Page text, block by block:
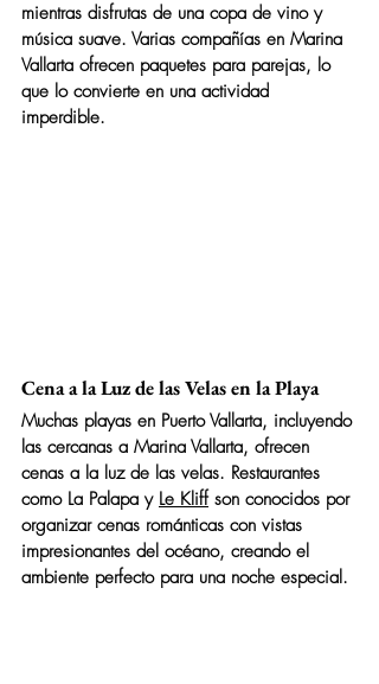
mientras disfrutas de una copa de vino y
música suave. Varias compañías en Marina
Vallarta ofrecen paquetes para parejas, lo
que lo convierte en una actividad
imperdible.
Cena a la Luz de las Velas en la Playa
Muchas playas en Puerto Vallarta, incluyendo
las cercanas a Marina Vallarta, ofrecen
cenas a la luz de las velas. Restaurantes
como La Palapa y Le Kliff son conocidos por
organizar cenas románticas con vistas
impresionantes del océano, creando el
ambiente perfecto para una noche especial.